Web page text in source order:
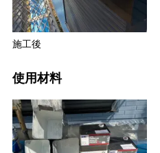
施工後
使用材料